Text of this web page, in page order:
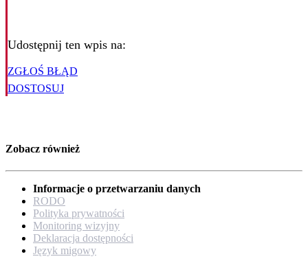
Udostępnij ten wpis na:
ZGŁOŚ BŁĄD
DOSTOSUJ
Zobacz również
Informacje o przetwarzaniu danych
RODO
Polityka prywatności
Monitoring wizyjny
Deklaracja dostępności
Język migowy